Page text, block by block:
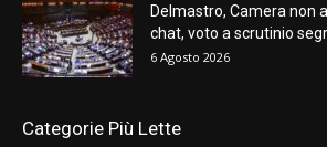
Delmastro, Camera non
chat, voto a scrutinio
6 Agosto 2026
Categorie Più Lette